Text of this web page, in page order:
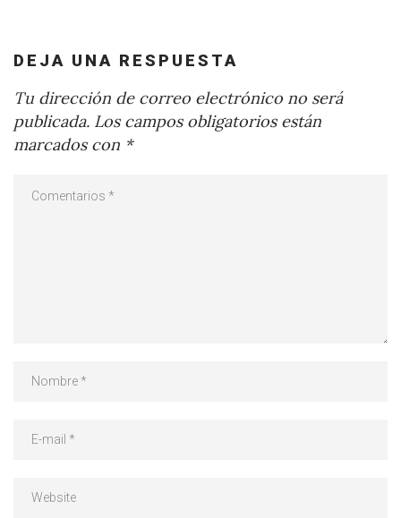
DEJA UNA RESPUESTA
Tu dirección de correo electrónico no será
publicada. Los campos obligatorios están
marcados con *